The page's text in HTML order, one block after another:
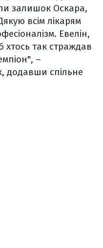
залишок Оскара,
всім лікарям
Евелін,
так страждав
–
додавши спільне